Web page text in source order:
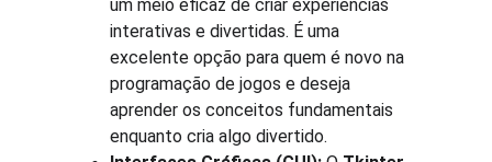
um meio eficaz de criar experiências
interativas e divertidas. É uma
excelente opção para quem é novo na
programação de jogos e deseja
aprender os conceitos fundamentais
enquanto cria algo divertido.